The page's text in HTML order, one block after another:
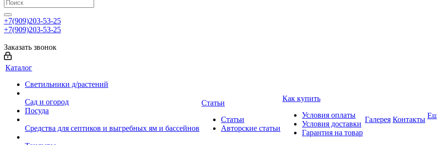
+7(909)203-53-25
+7(909)203-53-25
Заказать звонок
Каталог
Светильники д/растений
Сад и огород
Посуда
Средства для септиков и выгребных ям и бассейнов
Статьи
Статьи
Авторские статьи
Как купить
Условия оплаты
Условия доставки
Гарантия на товар
Галерея Контакты